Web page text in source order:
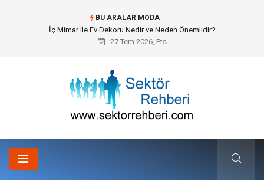
BU ARALAR MODA
Kuveyt Nakliye Süreçlerinde Stratejik Planlama ve Operasyonel Güven
27 Tem 2026, Pts